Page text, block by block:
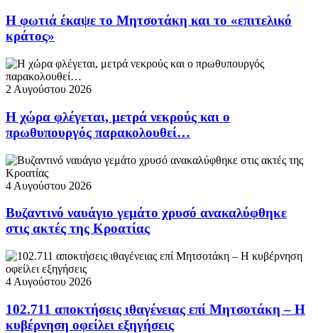
Η φωτιά έκαψε το Μητσοτάκη και το «επιτελικό
κράτος»
2 Αυγούστου 2026
Η χώρα φλέγεται, μετρά νεκρούς και ο
πρωθυπουργός παρακολουθεί…
4 Αυγούστου 2026
Βυζαντινό ναυάγιο γεμάτο χρυσό ανακαλύφθηκε
στις ακτές της Κροατίας
4 Αυγούστου 2026
102.711 αποκτήσεις ιθαγένειας επί Μητσοτάκη – Η
κυβέρνηση οφείλει εξηγήσεις